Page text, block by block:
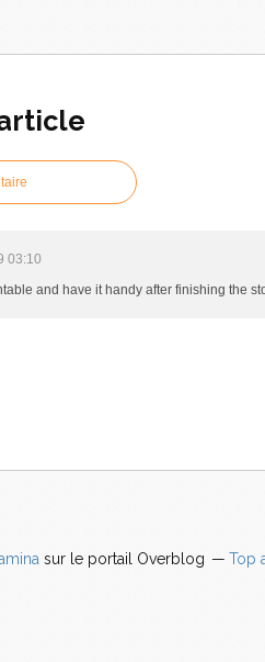
03:10
and have it handy after finishing the
sur le portail Overblog Top